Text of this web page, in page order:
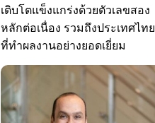
เติบโตแข็งแกร่งด้วยตัวเลขสอง
หลักต่อเนื่อง รวมถึงประเทศไทย
ที่ทำผลงานอย่างยอดเยี่ยม